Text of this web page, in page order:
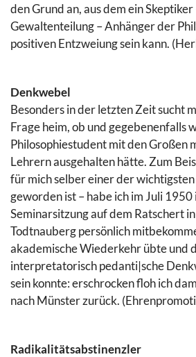
den Grund an, aus dem ein
Gewaltenteilung – Anhänger der
positiven Entzweiung sein kann.
Denkwebel
Besonders in der letzten Zeit sucht
Frage heim, ob und gegebenenfalls
Philosophiestudent mit den Großen
Lehrern ausgehalten hätte. Zum
für mich selber einer der wichtigsten
geworden ist – habe ich im Juli 1950
Seminarsitzung auf dem Ratschert
Todtnauberg persönlich
akademische Wiederkehr übte und
interpretatorisch pedanti|sche
sein konnte: erschrocken floh ich
nach Münster zurück.
Radikalitätsabstinenzler